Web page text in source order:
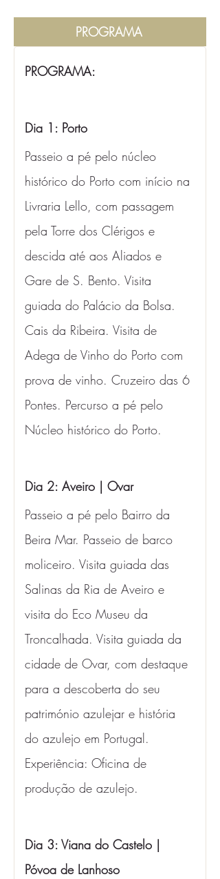
PROGRAMA
PROGRAMA:
Dia 1: Porto
Passeio a pé pelo núcleo
histórico do Porto com início na
Livraria Lello, com passagem
pela Torre dos Clérigos e
descida até aos Aliados e
Gare de S. Bento. Visita
guiada do Palácio da Bolsa.
Cais da Ribeira. Visita de
Adega de Vinho do Porto com
prova de vinho. Cruzeiro das 6
Pontes. Percurso a pé pelo
Núcleo histórico do Porto.
Dia 2: Aveiro | Ovar
Passeio a pé pelo Bairro da
Beira Mar. Passeio de barco
moliceiro. Visita guiada das
Salinas da Ria de Aveiro e
visita do Eco Museu da
Troncalhada. Visita guiada da
cidade de Ovar, com destaque
para a descoberta do seu
património azulejar e história
do azulejo em Portugal.
Experiência: Oficina de
produção de azulejo.
Dia 3: Viana do Castelo |
Póvoa de Lanhoso